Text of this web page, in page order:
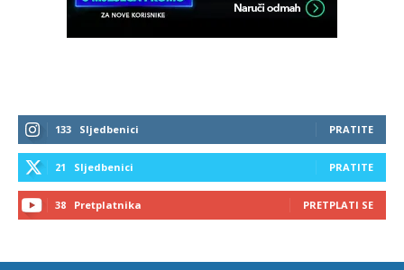
133 Sljedbenici PRATITE
21 Sljedbenici PRATITE
38 Pretplatnika PRETPLATI SE